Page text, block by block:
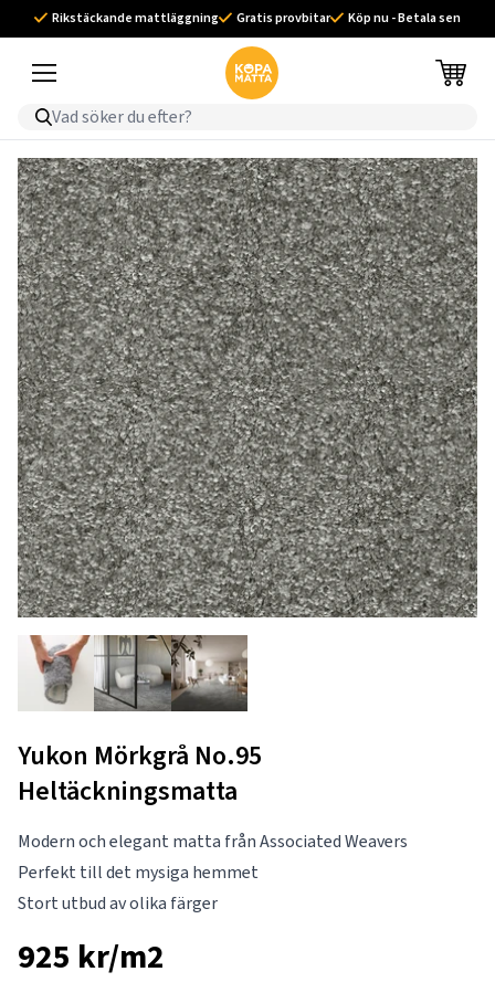
Rikstäckande mattläggning Gratis provbitar Köp nu - Betala sen
Yukon Mörkgrå No.95
Heltäckningsmatta
Modern och elegant matta från Associated Weavers
Perfekt till det mysiga hemmet
Stort utbud av olika färger
925 kr/m2